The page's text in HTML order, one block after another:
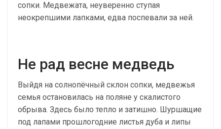
сопки. Медвежата, неуверенно ступая
неокрепшими лапками, едва поспевали за ней.
Не рад весне медведь
Выйдя на солнопёчный склон сопки, медвежья
семья остановилась на поляне у скалистого
обрыва. Здесь было тепло и затишно. Шуршащие
под лапами прошлогодние листья дуба и липы